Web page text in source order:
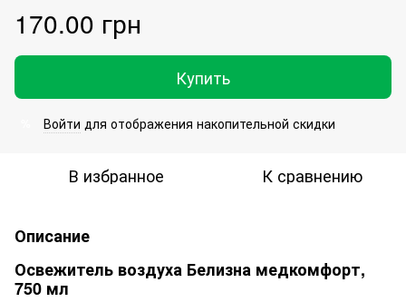
170.00 грн
Купить
Войти для отображения накопительной скидки
В избранное К сравнению
Описание
Освежитель воздуха Белизна медкомфорт,
750 мл